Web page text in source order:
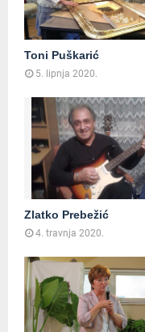
Toni Puškarić
5. lipnja 2020.
Zlatko Prebežić
4. travnja 2020.